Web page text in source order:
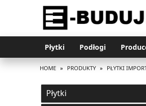
Płytki Podłogi
HOME » PRODUKTY » PŁYTKI
Płytki